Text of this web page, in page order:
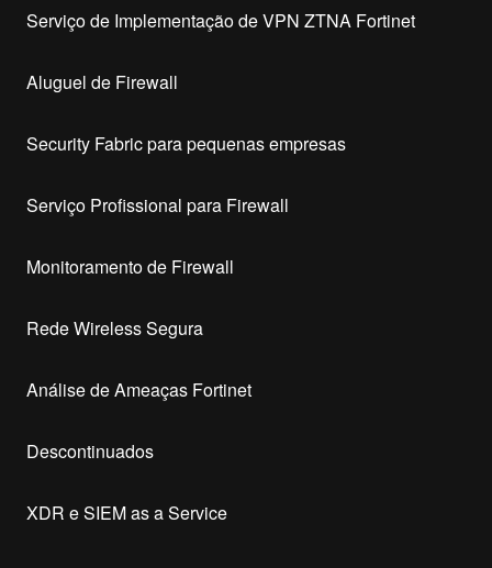
Serviço de Implementação de VPN ZTNA Fortinet
Aluguel de Firewall
Security Fabric para pequenas empresas
Serviço Profissional para Firewall
Monitoramento de Firewall
Rede Wireless Segura
Análise de Ameaças Fortinet
Descontinuados
XDR e SIEM as a Service